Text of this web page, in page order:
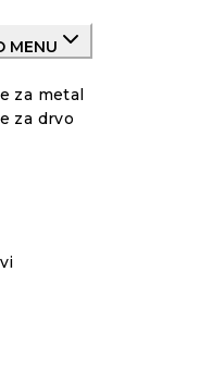
MENU
za metal
za drvo